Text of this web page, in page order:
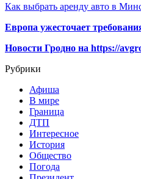
Как выбрать аренду авто в
Европа ужесточает
Новости Гродно на https://
Рубрики
Афиша
В мире
Граница
ДТП
Интересное
История
Общество
Погода